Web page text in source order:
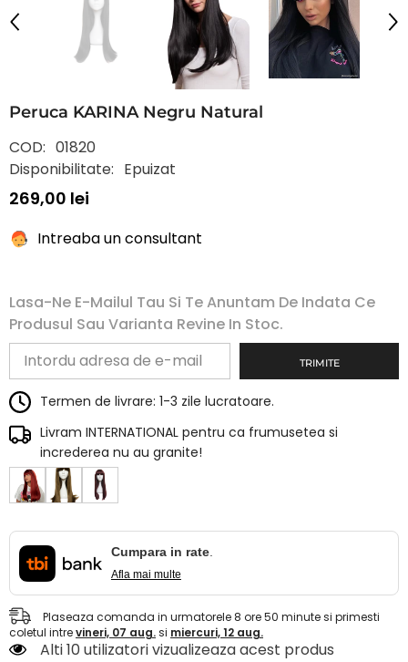
Peruca KARINA Negru Natural
COD: 01820
Disponibilitate: Epuizat
269,00 lei
Intreaba un consultant
Lasa-Ne E-Mailul Tau Si Te Anuntam De Indata Ce
Produsul Sau Varianta Revine In Stoc.
TRIMITE
Termen de livrare: 1-3 zile lucratoare.
Livram INTERNATIONAL pentru ca frumusetea si
increderea nu au granite!
Cumpara in rate.
Afla mai multe
Plaseaza comanda in urmatorele8 ore50 minutesi primesti
coletul intrevineri, 07 aug.si miercuri, 12 aug.
Alti 10 utilizatori vizualizeaza acest produs